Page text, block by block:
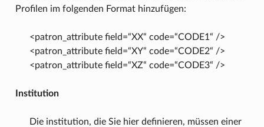
Profilen im folgenden Format hinzufügen:
<patron_attribute field=“XX“ code=“CODE1“ />
<patron_attribute field=“XY“ code=“CODE2“ />
<patron_attribute field=“XZ“ code=“CODE3“ />
Institution
Die institution, die Sie hier definieren, müssen einer